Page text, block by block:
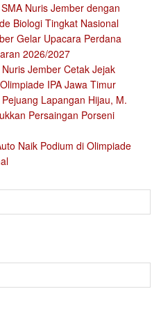
Nuris Jember dengan
Biologi Tingkat Nasional
Gelar Upacara Perdana
2026/2027
Jember Cetak Jejak
IPA Jawa Timur
Lapangan Hijau, M.
Persaingan Porseni
Naik Podium di Olimpiade